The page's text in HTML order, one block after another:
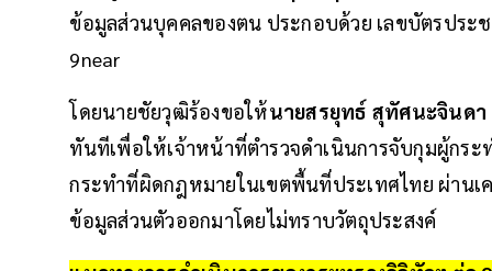
ข้อมูลส่วนบุคคลของตน ประกอบด้วย เลขบัตรประ
9near
โดยนายชัยวุฒิร้องขอให้นายสรยุทธ์ สุทัศนะจินดา
ทันทีเพื่อให้เจ้าหน้าที่ตำรวจดำเนินการจับกุมผู้กร
กระทำที่ผิดกฎหมายในเขตพื้นที่ประเทศไทย ผ่านเ
ข้อมูลส่วนตัวออกมาโดยไม่ทราบวัตถุประสงค์